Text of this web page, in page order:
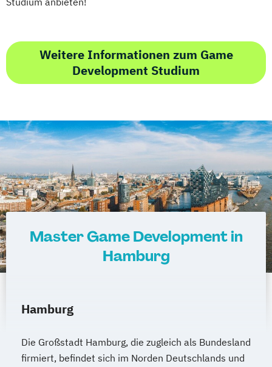
Weitere Informationen zum Game
Development Studium
Master Game Development in
Hamburg
Hamburg
Die Großstadt Hamburg, die zugleich als Bundesland
firmiert, befindet sich im Norden Deutschlands und